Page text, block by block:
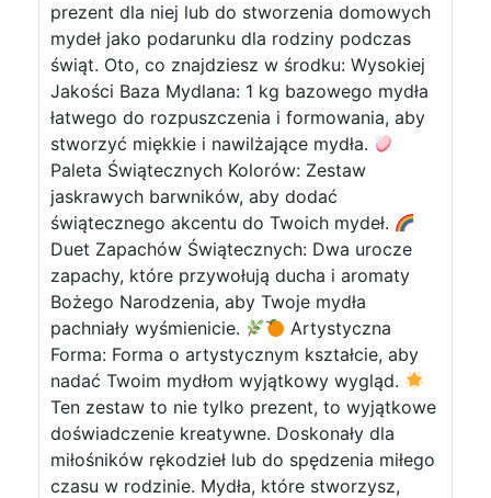
prezent dla niej lub do stworzenia domowych
mydeł jako podarunku dla rodziny podczas
świąt. Oto, co znajdziesz w środku: Wysokiej
Jakości Baza Mydlana: 1 kg bazowego mydła
łatwego do rozpuszczenia i formowania, aby
stworzyć miękkie i nawilżające mydła.
Paleta Świątecznych Kolorów: Zestaw
jaskrawych barwników, aby dodać
świątecznego akcentu do Twoich mydeł.
Duet Zapachów Świątecznych: Dwa urocze
zapachy, które przywołują ducha i aromaty
Bożego Narodzenia, aby Twoje mydła
pachniały wyśmienicie.
Artystyczna
Forma: Forma o artystycznym kształcie, aby
nadać Twoim mydłom wyjątkowy wygląd.
Ten zestaw to nie tylko prezent, to wyjątkowe
doświadczenie kreatywne. Doskonały dla
miłośników rękodzieł lub do spędzenia miłego
czasu w rodzinie. Mydła, które stworzysz,